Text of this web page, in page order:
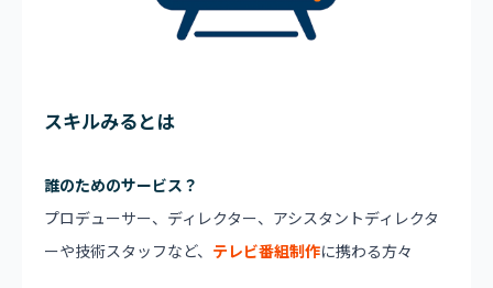
スキルみるとは
誰のためのサービス？
プロデューサー、ディレクター、アシスタントディレクタ
ーや技術スタッフなど、 テレビ番組制作に携わる方々